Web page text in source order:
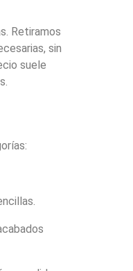
Retiramos
sin
suele